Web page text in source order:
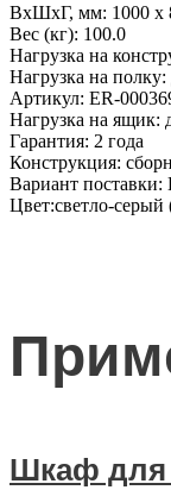
ВхШхГ, мм: 1000 x
Вес (кг): 100.0
Нагрузка на
Нагрузка на полку:
Артикул: ER-
Нагрузка на ящик:
Гарантия: 2 года
Конструкция:
Вариант поставки:
Цвет:светло-
Шкаф для